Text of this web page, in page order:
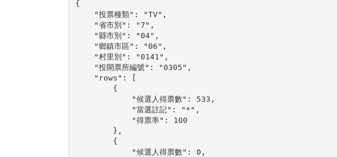
{
    "投票種類": "TV",
    "省市別": "7",
    "縣市別": "04",
    "鄉鎮市區": "06",
    "村里別": "0141",
    "投開票所編號": "0305",
    "rows": [
        {
            "候選人得票數": 533,
            "當選註記": "*",
            "得票率": 100
        },
        {
            "候選人得票數": 0,